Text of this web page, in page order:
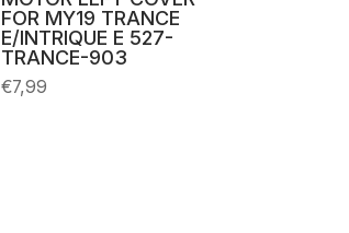
FOR MY19 TRANCE
E/INTRIQUE E 527-
TRANCE-903
€7,99